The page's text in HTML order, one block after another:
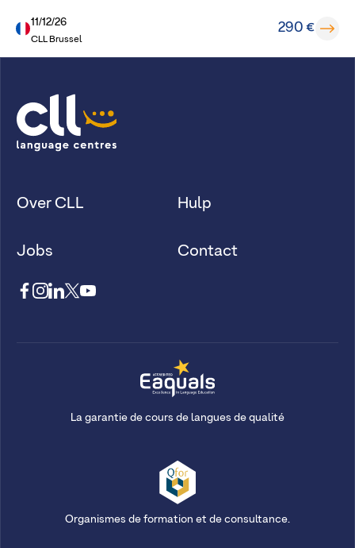
11/12/26
CLL Brussel
290 €
Over CLL
Jobs
Hulp
Contact
La garantie de cours de langues de qualité
Organismes de formation et de consultance.